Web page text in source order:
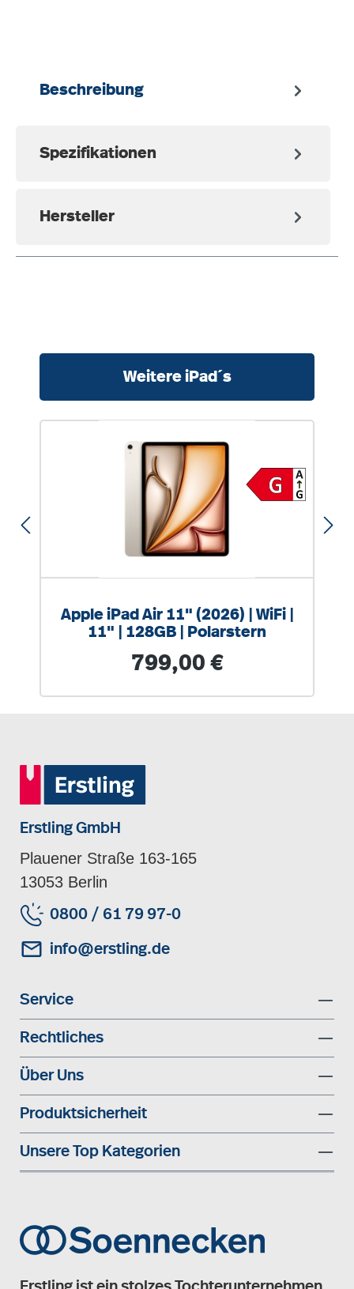
Beschreibung
Spezifikationen
Hersteller
Weitere iPad´s
Apple iPad Air 11" (2026) | WiFi |
11" | 128GB | Polarstern
Regulärer Preis:
799,00 €
Erstling GmbH
Plauener Straße 163-165
13053 Berlin
0800 / 61 79 97-0
info@erstling.de
Service
Rechtliches
Über Uns
Produktsicherheit
Unsere Top Kategorien